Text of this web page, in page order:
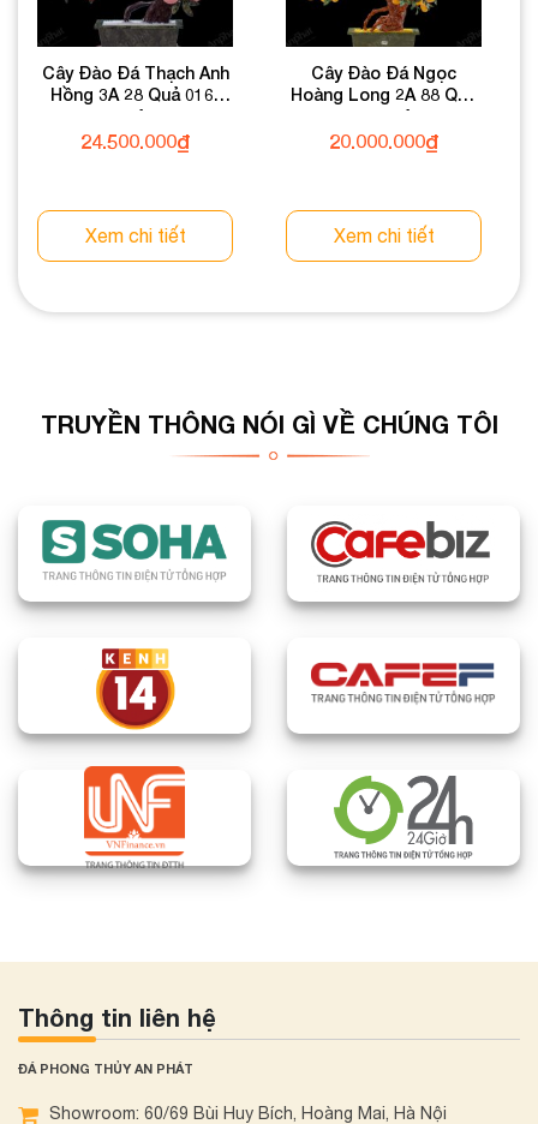
Cây Đào Đá Thạch Anh
Hồng 3A 28 Quả 016-
0763A-28
24.500.000₫
Xem chi tiết
Cây Đào Đá Ngọc
Hoàng Long 2A 88 Quả
016-0492A-88
20.000.000₫
Xem chi tiết
TRUYỀN THÔNG NÓI GÌ VỀ CHÚNG TÔI
Thông tin liên hệ
ĐÁ PHONG THỦY AN PHÁT
Showroom: 60/69 Bùi Huy Bích, Hoàng Mai, Hà Nội